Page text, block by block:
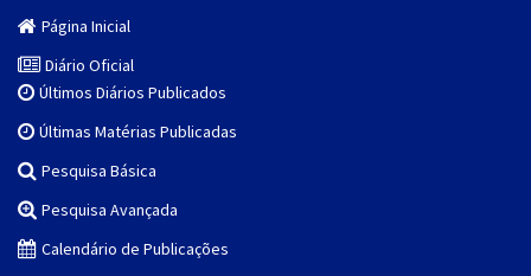
Página Inicial
Diário Oficial
Últimos Diários Publicados
Últimas Matérias Publicadas
Pesquisa Básica
Pesquisa Avançada
Calendário de Publicações